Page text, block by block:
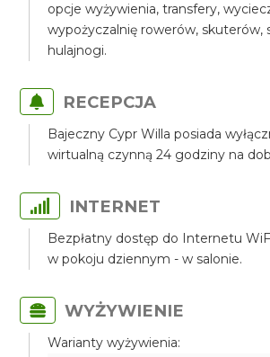
opcje wyżywienia, transfery,
wypożyczalnię rowerów, skuterów,
hulajnogi.
RECEPCJA
Bajeczny Cypr Willa posiada
wirtualną czynną 24 godziny na
INTERNET
Bezpłatny dostęp do Internetu
w pokoju dziennym - w salonie.
WYŻYWIENIE
Warianty wyżywienia: